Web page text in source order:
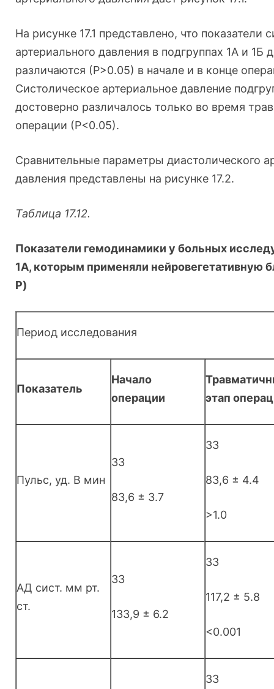
На рисунке 17.1 представлено, что показатели
артериального давления в подгруппах 1А и 1Б
различаются (Р>0.05) в начале и в конце
Систолическое артериальное давление
достоверно различалось только во время
операции (Р<0.05).
Сравнительные параметры диастолического
давления представлены на рисунке 17.2.
Таблица 17.12.
Показатели гемодинамики у больных
1А, которым применяли нейровегетативную
P)
Период исследования
Показатель
Начало
операции
этап
Пульс, уд. В мин
33
83,6 ± 3.7
33
83,6 ± 4.4
>1.0
АД сист. мм рт.
ст.
33
133,9 ± 6.2
33
117,2 ± 5.8
<0.001
33